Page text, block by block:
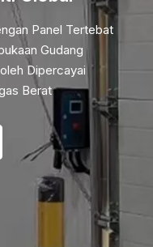
Panel Tertebat
Gudang
Dipercayai
Berat